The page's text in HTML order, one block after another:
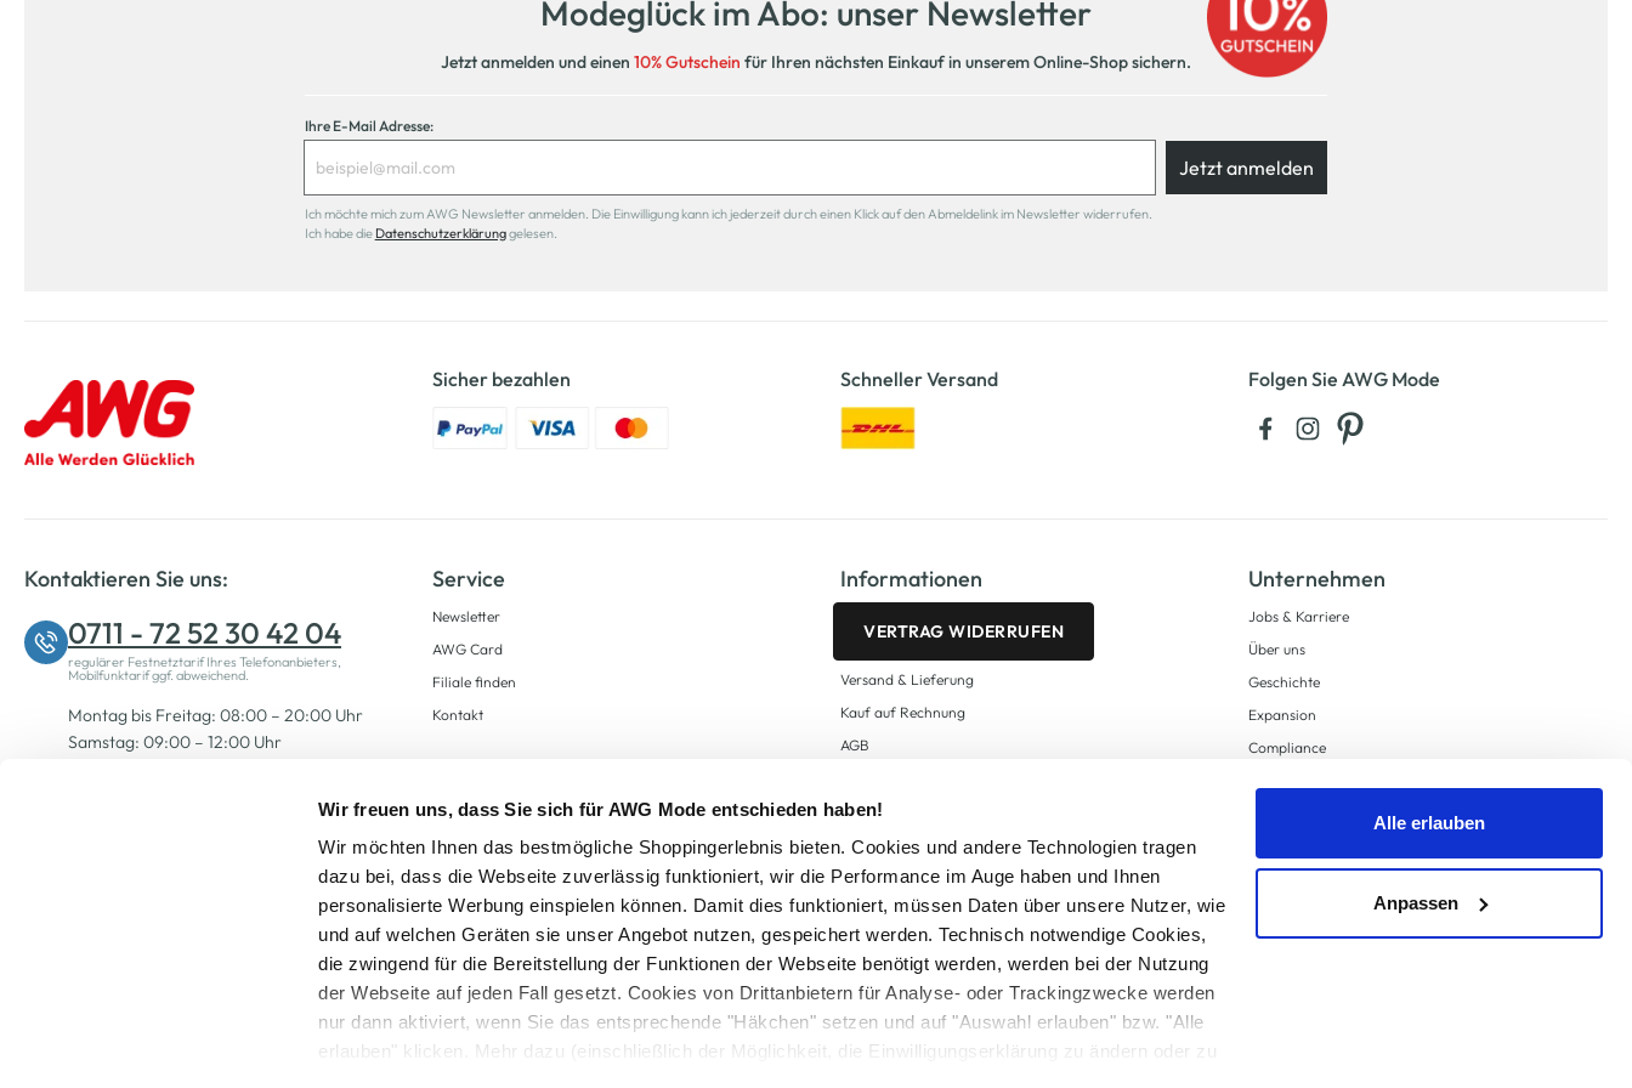
Wir freuen uns, dass Sie sich für AWG Mode entschieden haben!
Wir möchten Ihnen das bestmögliche Shoppingerlebnis bieten. Cookies und andere Technologien tragen
dazu bei, dass die Webseite zuverlässig funktioniert, wir die Performance im Auge haben und Ihnen
personalisierte Werbung einspielen können. Damit dies funktioniert, müssen Daten über unsere Nutzer, wie
und auf welchen Geräten sie unser Angebot nutzen, gespeichert werden. Technisch notwendige Cookies,
die zwingend für die Bereitstellung der Funktionen der Webseite benötigt werden, werden bei der Nutzung
der Webseite auf jeden Fall gesetzt. Cookies von Drittanbietern für Analyse- oder Trackingzwecke werden
nur dann aktiviert, wenn Sie das entsprechende "Häkchen" setzen und auf "Auswahl erlauben" bzw. "Alle
erlauben" klicken. Mehr dazu (einschließlich der Möglichkeit, die Einwilligungserklärung zu ändern oder zu
Alle erlauben
Anpassen
Modeglück im Abo: unser Newsletter
Jetzt anmelden und einen 10% Gutschein für Ihren nächsten Einkauf in unserem Online-Shop sichern.
Ihre E-Mail Adresse:
Jetzt anmelden
Ich möchte mich zum AWG Newsletter anmelden. Die Einwilligung kann ich jederzeit durch einen Klick auf den Abmeldelink im Newsletter widerrufen.
Ich habe die Datenschutzerklärunggelesen.
Sicher bezahlen Schneller Versand Folgen Sie AWG Mode
Kontaktieren Sie uns:
0711 - 72 52 30 42 04
regulärer Festnetztarif Ihres Telefonanbieters,
Mobilfunktarif ggf. abweichend.
Montag bis Freitag: 08:00 – 20:00 Uhr
Samstag: 09:00 – 12:00 Uhr
Service
Newsletter
AWG Card
Filiale finden
Kontakt
Informationen
VERTRAG WIDERRUFEN
Versand & Lieferung
Kauf auf Rechnung
AGB
Zahlungsarten
Datenschutz
AWG CARD Teilnahmebedingungen
Unternehmen
Jobs & Karriere
Über uns
Geschichte
Expansion
Compliance
Supply Chain Due Diligence
Alle Preise inkl. gesetzl. Mehrwertsteuer zzgl.